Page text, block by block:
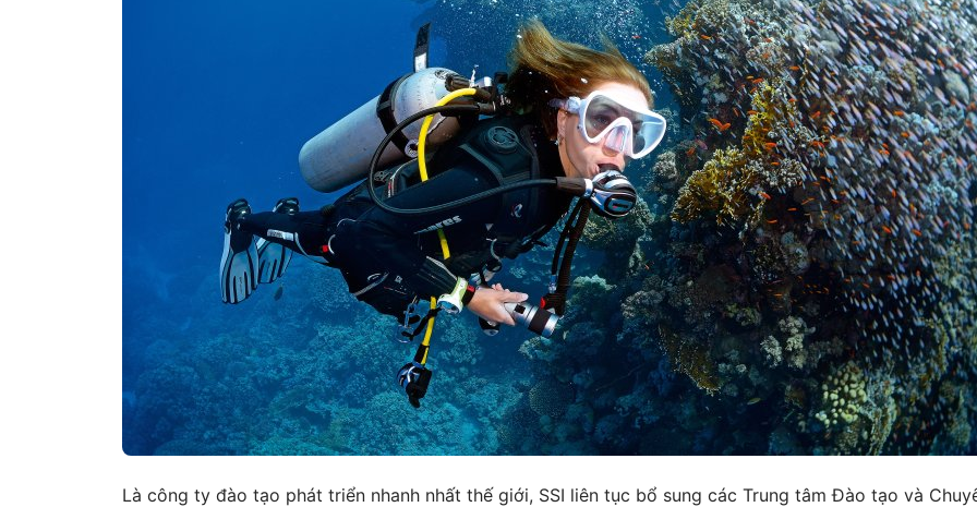
Là công ty đào tạo phát triển nhanh nhất thế giới, SSI liên tục bổ sung các Trung tâm Đào tạo và